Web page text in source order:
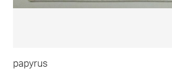
papyrus